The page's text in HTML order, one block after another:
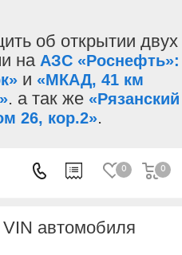
об открытии двух
на АЗС «Роснефть»:
и «МКАД, 41 км
. а так же «Рязанский
26, кор.2».
0 0
автомобиля